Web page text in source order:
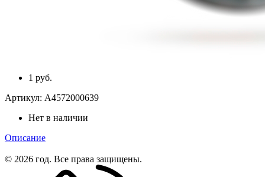
1 руб.
Артикул: A4572000639
Нет в наличии
Описание
© 2026 год. Все права защищены.